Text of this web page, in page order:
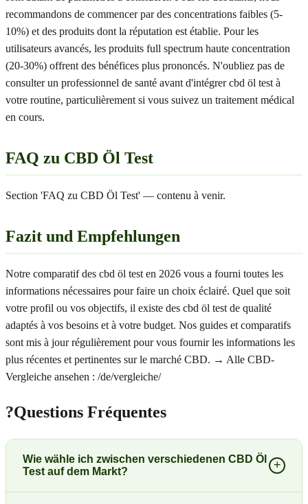
recommandons de commencer par des concentrations faibles (5-
10%) et des produits dont la réputation est établie. Pour les
utilisateurs avancés, les produits full spectrum haute concentration
(20-30%) offrent des bénéfices plus prononcés. N'oubliez pas de
consulter un professionnel de santé avant d'intégrer cbd öl test à
votre routine, particulièrement si vous suivez un traitement médical
en cours.
FAQ zu CBD Öl Test
Section 'FAQ zu CBD Öl Test' — contenu à venir.
Fazit und Empfehlungen
Notre comparatif des cbd öl test en 2026 vous a fourni toutes les
informations nécessaires pour faire un choix éclairé. Quel que soit
votre profil ou vos objectifs, il existe des cbd öl test de qualité
adaptés à vos besoins et à votre budget. Nos guides et comparatifs
sont mis à jour régulièrement pour vous fournir les informations les
plus récentes et pertinentes sur le marché CBD. → Alle CBD-
Vergleiche ansehen : /de/vergleiche/
?Questions Fréquentes
Wie wähle ich zwischen verschiedenen CBD Öl
Test auf dem Markt?
+